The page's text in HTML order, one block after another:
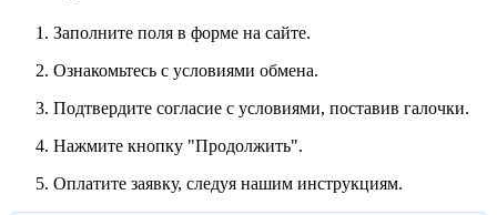
Заполните поля в форме на сайте.
Ознакомьтесь с условиями обмена.
Подтвердите согласие с условиями, поставив галочки.
Нажмите кнопку "Продолжить".
Оплатите заявку, следуя нашим инструкциям.